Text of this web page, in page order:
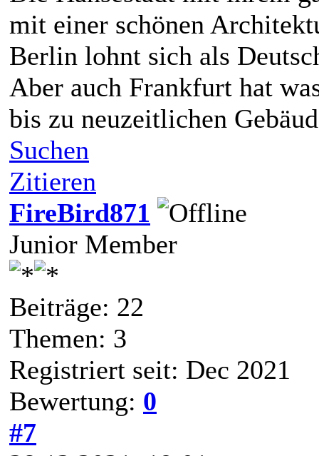
mit einer schönen
Berlin lohnt sich als
Aber auch Frankfurt hat
bis zu neuzeitlichen
Suchen
Zitieren
FireBird871
Junior Member
Beiträge: 22
Themen: 3
Registriert seit: Dec 2021
Bewertung: 0
#7